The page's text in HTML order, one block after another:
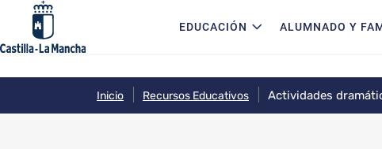
Pasar al contenido principalNavegación principal
EDUCACIÓN ALUMNADO Y
Inicio Recursos Educativos Actividades